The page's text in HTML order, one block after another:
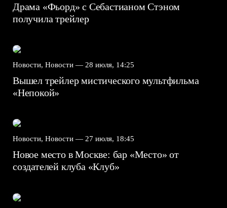
Драма «Фьорд» с Себастианом Стэном
получила трейлер
Новости, Новости — 28 июля, 14:25
Вышел трейлер мистического мультфильма
«Непокой»
Новости, Новости — 27 июля, 18:45
Новое место в Москве: бар «Место» от
создателей клуба «Клуб»